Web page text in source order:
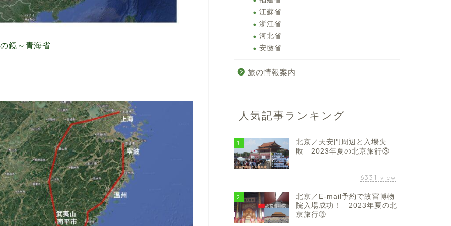
鏡～青海省
江蘇省
浙江省
河北省
安徽省
旅の情報案内
人気記事ランキング
1
北京／天安門周辺と入場失
敗 2023年夏の北京旅行③
6331 view
2
北京／E-mail予約で故宮博物
院入場成功！ 2023年夏の北
京旅行⑮